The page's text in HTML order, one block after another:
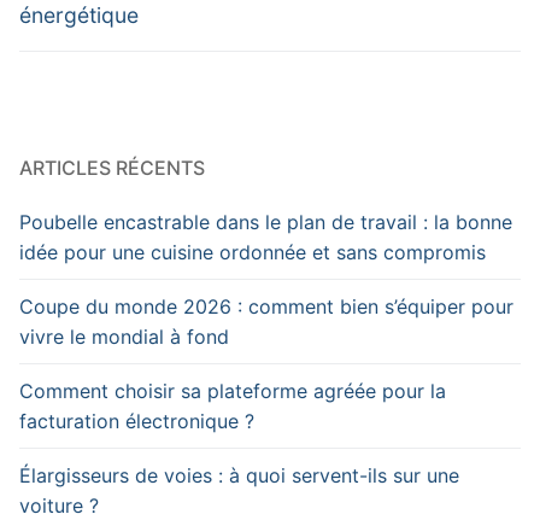
énergétique
ARTICLES RÉCENTS
Poubelle encastrable dans le plan de travail : la bonne
idée pour une cuisine ordonnée et sans compromis
Coupe du monde 2026 : comment bien s’équiper pour
vivre le mondial à fond
Comment choisir sa plateforme agréée pour la
facturation électronique ?
Élargisseurs de voies : à quoi servent-ils sur une
voiture ?